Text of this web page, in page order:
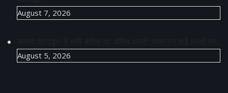
August 7, 2026
August 5, 2026